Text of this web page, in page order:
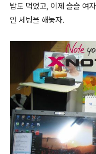
밥도 먹었고, 이제 슬슬 여
안 세팅을 해놓자.